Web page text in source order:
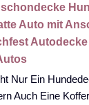
Auto mit
Autodecke
Nur Ein
Auch Eine